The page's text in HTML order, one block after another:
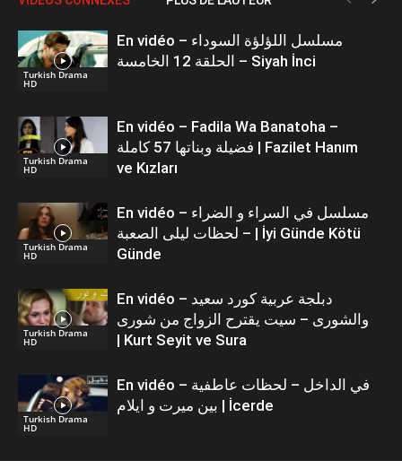
Turkish Drama
HD
En vidéo – مسلسل اللؤلؤة السوداء
الحلقة 12 الخامسة – Siyah İnci
Turkish Drama
HD
En vidéo – Fadila Wa Banatoha –
فضيلة وبناتها 57 كاملة | Fazilet Hanım
ve Kızları
Turkish Drama
HD
En vidéo – مسلسل في السراء و الضراء
– لحظات ليلى الصعبة | İyi Günde Kötü
Günde
Turkish Drama
HD
En vidéo – دبلجة عربية كورد سعيد
والشورى – سيت يقترح الزواج من شورى
| Kurt Seyit ve Sura
Turkish Drama
HD
En vidéo – في الداخل – لحظات عاطفية
بين ميرت و ايلام | İcerde